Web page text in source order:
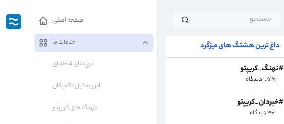
صفحه اصلی
خدمات ما
نرخ های لحظه ای
ابزار تحلیل تکنیکال
نهنگ های کریپتو
داغ ترین هشتگ های میزگرد
#نهنگ_کریپتو
۱,۵۲۰ دیدگاه
#خبردان_کریپتو
۳۶۱ دیدگاه